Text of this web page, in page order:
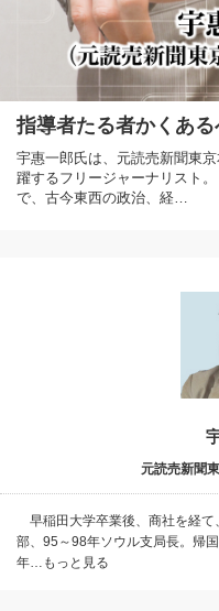
指導者たる者かくある
宇惠一郎氏は、元読売新聞東
躍するフリージャーナリスト
で、古今東西の政治、経…
元読売新聞
早稲田大学卒業後、商社を経て
部、95～98年ソウル支局長。帰
年…もっと見る